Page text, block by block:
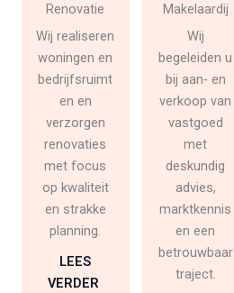
Renovatie
Wij realiseren
woningen en
bedrijfsruimt
en en
verzorgen
renovaties
met focus
op kwaliteit
en strakke
planning.
LEES
VERDER
Makelaardij
Wij
begeleiden u
bij aan- en
verkoop van
vastgoed
met
deskundig
advies,
marktkennis
en een
betrouwbaar
traject.